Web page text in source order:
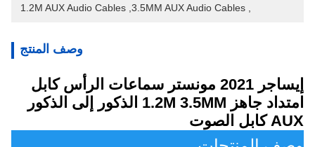
3.5MM AUX Audio Cables
1.2M AUX Audio Cables
وصف المنتج
إيساجر 2021 مونستر سماعات الرأس كابل
امتداد جاهز 1.2M 3.5MM الذكور إلى الذكور
AUX كابل الصوت